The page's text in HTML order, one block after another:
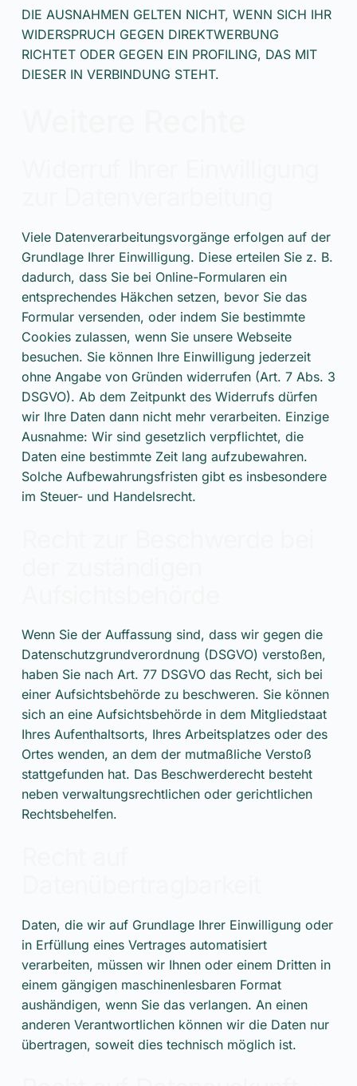
DIE AUSNAHMEN GELTEN NICHT, WENN SICH IHR
WIDERSPRUCH GEGEN DIREKTWERBUNG
RICHTET ODER GEGEN EIN PROFILING, DAS MIT
DIESER IN VERBINDUNG STEHT.
Viele Datenverarbeitungsvorgänge erfolgen auf der
Grundlage Ihrer Einwilligung. Diese erteilen Sie z. B.
dadurch, dass Sie bei Online-Formularen ein
entsprechendes Häkchen setzen, bevor Sie das
Formular versenden, oder indem Sie bestimmte
Cookies zulassen, wenn Sie unsere Webseite
besuchen. Sie können Ihre Einwilligung jederzeit
ohne Angabe von Gründen widerrufen (Art. 7 Abs. 3
DSGVO). Ab dem Zeitpunkt des Widerrufs dürfen
wir Ihre Daten dann nicht mehr verarbeiten. Einzige
Ausnahme: Wir sind gesetzlich verpflichtet, die
Daten eine bestimmte Zeit lang aufzubewahren.
Solche Aufbewahrungsfristen gibt es insbesondere
im Steuer- und Handelsrecht.
Wenn Sie der Auffassung sind, dass wir gegen die
Datenschutzgrundverordnung (DSGVO) verstoßen,
haben Sie nach Art. 77 DSGVO das Recht, sich bei
einer Aufsichtsbehörde zu beschweren. Sie können
sich an eine Aufsichtsbehörde in dem Mitgliedstaat
Ihres Aufenthaltsorts, Ihres Arbeitsplatzes oder des
Ortes wenden, an dem der mutmaßliche Verstoß
stattgefunden hat. Das Beschwerderecht besteht
neben verwaltungsrechtlichen oder gerichtlichen
Rechtsbehelfen.
Daten, die wir auf Grundlage Ihrer Einwilligung oder
in Erfüllung eines Vertrages automatisiert
verarbeiten, müssen wir Ihnen oder einem Dritten in
einem gängigen maschinenlesbaren Format
aushändigen, wenn Sie das verlangen. An einen
anderen Verantwortlichen können wir die Daten nur
übertragen, soweit dies technisch möglich ist.